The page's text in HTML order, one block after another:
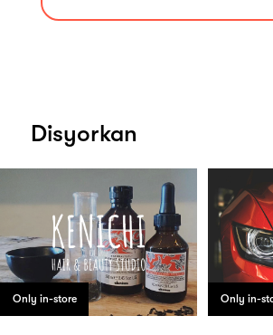
Disyorkan
Only in-store Only in-